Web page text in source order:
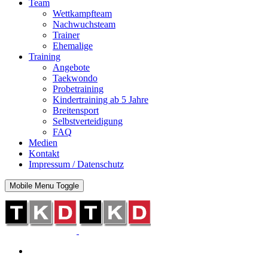
Team
Wettkampfteam
Nachwuchsteam
Trainer
Ehemalige
Training
Angebote
Taekwondo
Probetraining
Kindertraining ab 5 Jahre
Breitensport
Selbstverteidigung
FAQ
Medien
Kontakt
Impressum / Datenschutz
Mobile Menu Toggle